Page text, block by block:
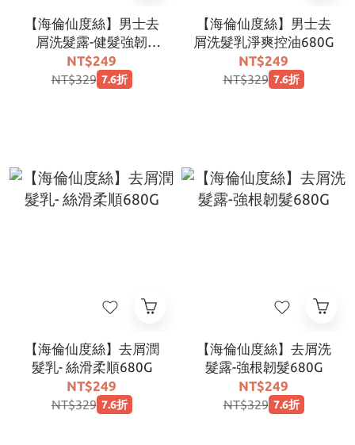
【海倫仙度絲】男士去
屑洗髮露-健髮強韌
680G
NT$249
NT$329 7.6折
【海倫仙度絲】男士去
屑洗髮乳淨爽控油680G
NT$249
NT$329 7.6折
【海倫仙度絲】去屑潤
髮乳- 絲滑柔順680G
NT$249
NT$329 7.6折
【海倫仙度絲】去屑洗
髮露-強根韌髮680G
NT$249
NT$329 7.6折